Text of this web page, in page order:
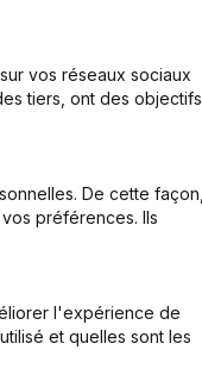
vos réseaux sociaux
tiers, ont des objectifs
De cette façon,
préférences. Ils
l'expérience de
et quelles sont les